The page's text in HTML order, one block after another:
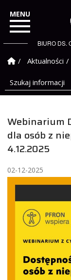
BIURO DS.
Strona Główna
Aktualności
Szukaj informacji
Webinarium
dla osób z
4.12.2025
02-12-2025